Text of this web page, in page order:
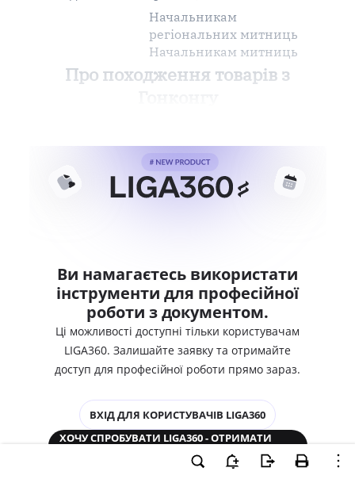
Начальникам
регіональних митниць
Начальникам митниць
Про походження товарів з
Ви намагаєтесь використати
інструменти для професійної
роботи з документом.
Ці можливості доступні тільки користувачам
LIGA360. Залишайте заявку та отримайте
доступ для професійної роботи прямо зараз.
ВХІД ДЛЯ КОРИСТУВАЧІВ LIGA360
ХОЧУ СПРОБУВАТИ LIGA360 - ОТРИМАТИ